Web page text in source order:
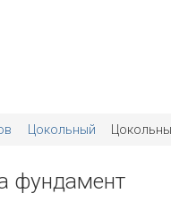
Цокольный
фундамент